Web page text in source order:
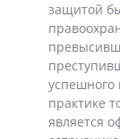
защитой
успешного
практике
является